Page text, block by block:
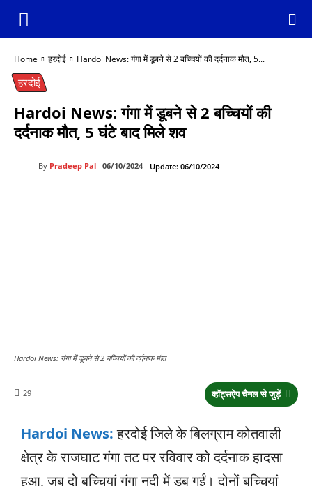
Home हरदोई Hardoi News: गंगा में डूबने से 2 बच्चियों की दर्दनाक मौत, 5...
हरदोई
Hardoi News: गंगा में डूबने से 2 बच्चियों की
दर्दनाक मौत, 5 घंटे बाद मिले शव
By Pradeep Pal 06/10/2024 Update: 06/10/2024
Hardoi News: गंगा में डूबने से 2 बच्चियों की दर्दनाक मौत
व्हॉट्सऐप चैनल से जुड़ें
29
Hardoi News:हरदोई जिले के बिलग्राम कोतवाली
क्षेत्र के राजघाट गंगा तट पर रविवार को दर्दनाक हादसा
हुआ, जब दो बच्चियां गंगा नदी में डूब गईं। दोनों बच्चियां